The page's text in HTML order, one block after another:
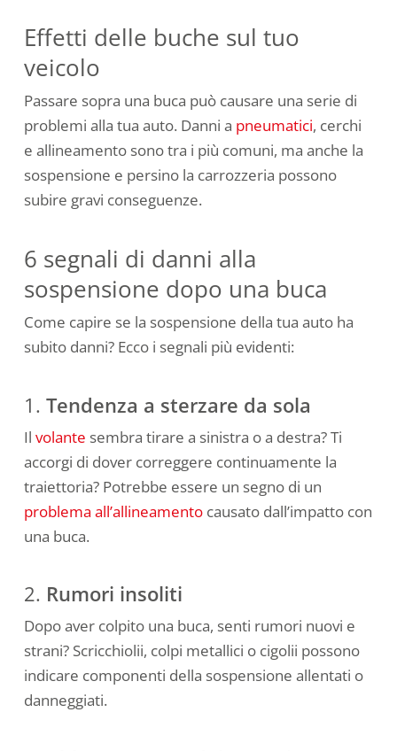
Effetti delle buche sul tuo
veicolo
Passare sopra una buca può causare una serie di
problemi alla tua auto. Danni a pneumatici, cerchi
e allineamento sono tra i più comuni, ma anche la
sospensione e persino la carrozzeria possono
subire gravi conseguenze.
6 segnali di danni alla
sospensione dopo una buca
Come capire se la sospensione della tua auto ha
subito danni? Ecco i segnali più evidenti:
1. Tendenza a sterzare da sola
Il volante sembra tirare a sinistra o a destra? Ti
accorgi di dover correggere continuamente la
traiettoria? Potrebbe essere un segno di un
problema all’allineamentocausato dall’impatto con
una buca.
2. Rumori insoliti
Dopo aver colpito una buca, senti rumori nuovi e
strani? Scricchiolii, colpi metallici o cigolii possono
indicare componenti della sospensione allentati o
danneggiati.